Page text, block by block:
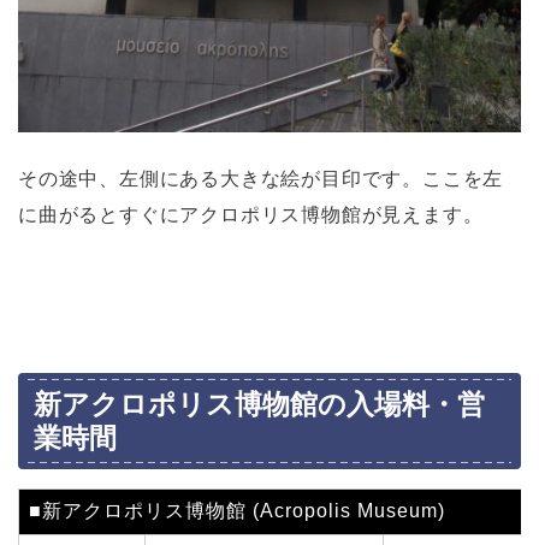
その途中、左側にある大きな絵が目印です。ここを左
に曲がるとすぐにアクロポリス博物館が見えます。
新アクロポリス博物館の入場料・営
業時間
■新アクロポリス博物館 (Acropolis Museum)